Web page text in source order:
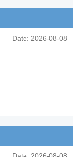
Date: 2026-08-08
Date: 2026-08-08